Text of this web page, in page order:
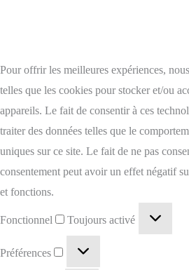
Pour offrir les meilleures expériences,
telles que les cookies pour stocker et/ou
appareils. Le fait de consentir à ces
traiter des données telles que le
uniques sur ce site. Le fait de ne pas
consentement peut avoir un effet négatif
et fonctions.
Fonctionnel Toujours activé
Préférences